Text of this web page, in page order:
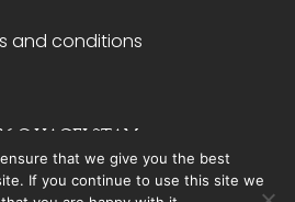
and conditions
C.HAGELSTAM
that we give you the best
If you continue to use this site we